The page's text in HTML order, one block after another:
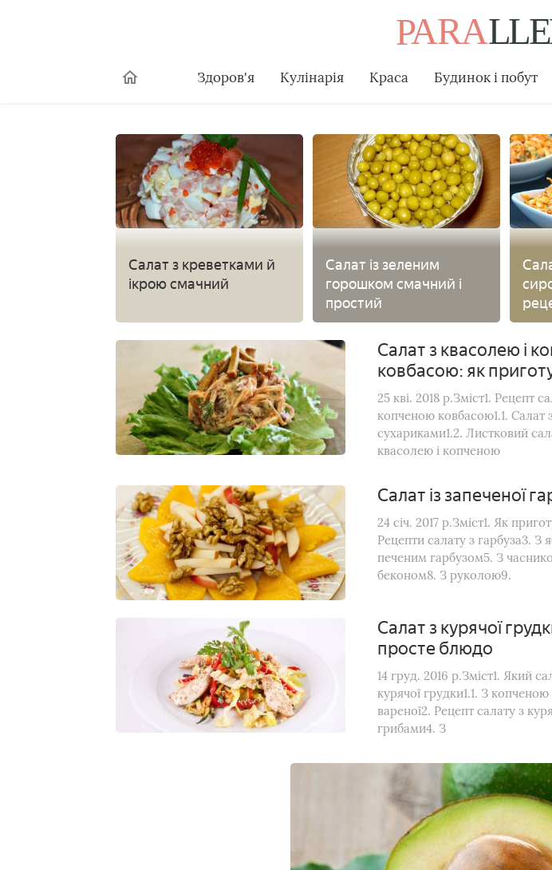
Здоров'я Кулінарія Краса Будинок і побут
Салат з креветками й
ікрою смачний
Салат із зеленим
горошком смачний і
простий
Салат з квасолею і
ковбасою: як
25 кві. 2018 р.Зміст1. Рецепт
копченою ковбасою1.1. Салат
сухариками1.2. Листковий
квасолею і копченою
Салат із запеченої
24 січ. 2017 р.Зміст1. Як
Рецепти салату з гарбуза3.
печеним гарбузом5. З
беконом8. З руколою9.
Салат з курячої
просте блюдо
14 груд. 2016 р.Зміст1. Який
курячої грудки1.1. З
вареної2. Рецепт салату з
грибами4. З